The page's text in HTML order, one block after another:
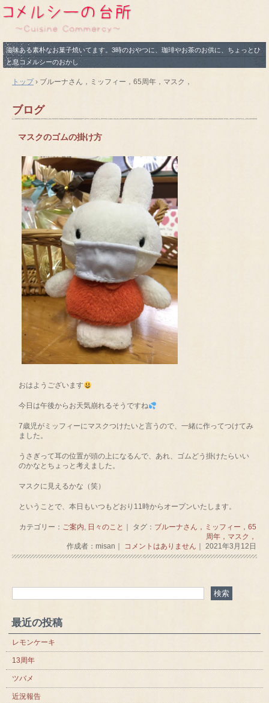
滋味ある素朴なお菓子焼いてます。3時のおやつに、珈琲やお茶のお供に、ちょっとひ
と息コメルシーのおかし
トップ› ブルーナさん，ミッフィー，65周年，マスク，
ブログ
マスクのゴムの掛け方
おはようございます
今日は午後からお天気崩れるそうですね
7歳児がミッフィーにマスクつけたいと言うので、一緒に作ってつけてみ
ました。
うさぎって耳の位置が頭の上になるんで、あれ、ゴムどう掛けたらいい
のかなとちょっと考えました。
マスクに見えるかな（笑）
ということで、本日もいつもどおり11時からオープンいたします。
カテゴリー： ご案内, 日々のこと ｜ タグ： ブルーナさん，ミッフィー，65
周年，マスク，
作成者：misan｜ コメントはありません ｜ 2021年3月12日
最近の投稿
レモンケーキ
13周年
ツバメ
近況報告